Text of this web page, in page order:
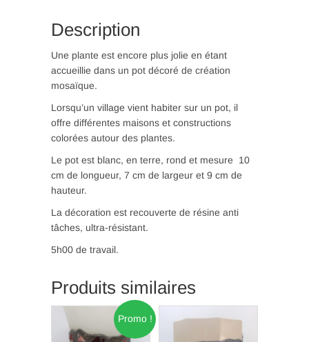
pêcheurs
(O
45)
Description
Une plante est encore plus jolie en étant
accueillie dans un pot décoré de création
mosaïque.
Lorsqu’un village vient habiter sur un pot, il
offre différentes maisons et constructions
colorées autour des plantes.
Le pot est blanc, en terre, rond et mesure 10
cm de longueur, 7 cm de largeur et 9 cm de
hauteur.
La décoration est recouverte de résine anti
tâches, ultra-résistant.
5h00 de travail.
Produits similaires
Promo !